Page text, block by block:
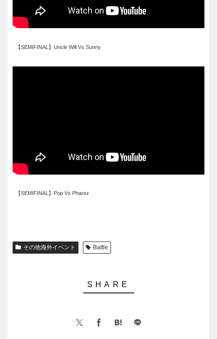
【SEMIFINAL】Uncle Will Vs Sunny
【SEMIFINAL】Pop Vs Pharez
その他海外イベント Battle